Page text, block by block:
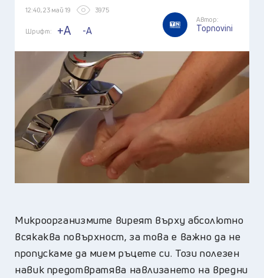
12:40, 23 май 19 3975
Шрифт: +A -A
Автор:
Topnovini
Микроорганизмите виреят върху абсолютно
всякаква повърхност, за това е важно да не
пропускаме да мием ръцете си. Този полезен
навик предотвратява навлизането на вредни